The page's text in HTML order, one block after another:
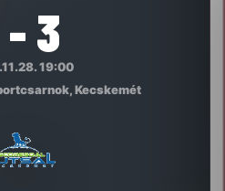
- 3
19:00
Kecskemét